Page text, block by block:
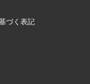
づく表記